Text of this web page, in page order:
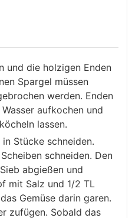
und die holzigen Enden
Spargel müssen
werden. Enden
aufkochen und
lassen.
Stücke schneiden.
schneiden. Den
abgießen und
mit Salz und 1/2 TL
Gemüse darin garen.
zufügen. Sobald das